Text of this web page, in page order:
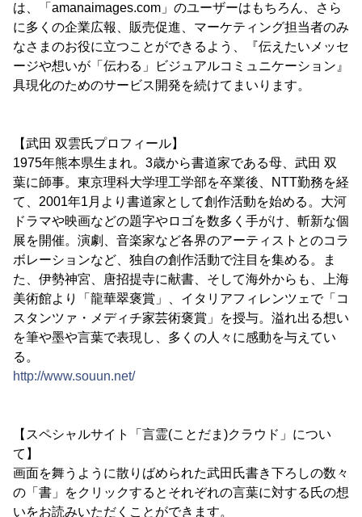
は、「amanaimages.com」のユーザーはもちろん、さら
に多くの企業広報、販売促進、マーケティング担当者のみ
なさまのお役に立つことができるよう、『伝えたいメッセ
ージや想いが「伝わる」ビジュアルコミュニケーション』
具現化のためのサービス開発を続けてまいります。
【武田 双雲氏プロフィール】
1975年熊本県生まれ。3歳から書道家である母、武田 双
葉に師事。東京理科大学理工学部を卒業後、NTT勤務を経
て、2001年1月より書道家として創作活動を始める。大河
ドラマや映画などの題字やロゴを数多く手がけ、斬新な個
展を開催。演劇、音楽家など各界のアーティストとのコラ
ボレーションなど、独自の創作活動で注目を集める。ま
た、伊勢神宮、唐招提寺に献書、そして海外からも、上海
美術館より「龍華翠褒賞」、イタリアフィレンツェで「コ
スタンツァ・メディチ家芸術褒賞」を授与。溢れ出る想い
を筆や墨や言葉で表現し、多くの人々に感動を与えてい
る。
http://www.souun.net/
【スペシャルサイト「言霊(ことだま)クラウド」につい
て】
画面を舞うように散りばめられた武田氏書き下ろしの数々
の「書」をクリックするとそれぞれの言葉に対する氏の想
いをお読みいただくことができます。